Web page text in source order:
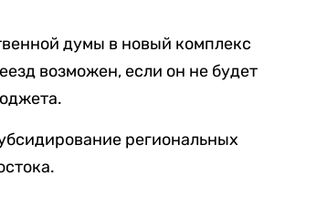
думы в новый комплекс
возможен, если он не будет
региональных